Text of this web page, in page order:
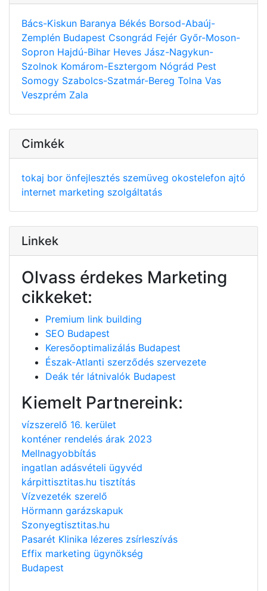
Bács-Kiskun Baranya Békés Borsod-Abaúj-
Zemplén Budapest Csongrád Fejér Győr-Moson-
Sopron Hajdú-Bihar Heves Jász-Nagykun-
Szolnok Komárom-Esztergom Nógrád Pest
Somogy Szabolcs-Szatmár-Bereg Tolna Vas
Veszprém Zala
Cimkék
tokaj bor önfejlesztés szemüveg okostelefon ajtó
internet marketing szolgáltatás
Linkek
Olvass érdekes Marketing
cikkeket:
Premium link building
SEO Budapest
Keresőoptimalizálás Budapest
Észak-Atlanti szerződés szervezete
Deák tér látnivalók Budapest
Kiemelt Partnereink:
vízszerelő 16. kerület
konténer rendelés árak 2023
Mellnagyobbítás
ingatlan adásvételi ügyvéd
kárpittisztitas.hu tisztítás
Vízvezeték szerelő
Hörmann garázskapuk
Szonyegtisztitas.hu
Pasarét Klinika lézeres zsírleszívás
Effix marketing ügynökség
Budapest